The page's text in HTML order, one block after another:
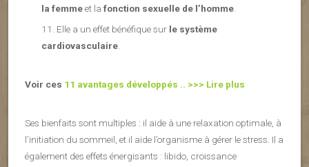
la femmeet la fonction sexuelle de l’homme
Elle a un effet bénéfique sur le système
cardiovasculaire
Voir ces 11 avantages développés .. >>> Lire plus
Ses bienfaits sont multiples : il aide à une relaxation optimale, à
l’initiation du sommeil, et il aide l’organisme à gérer le stress. Il a
également des effets énergisants : libido, croissance